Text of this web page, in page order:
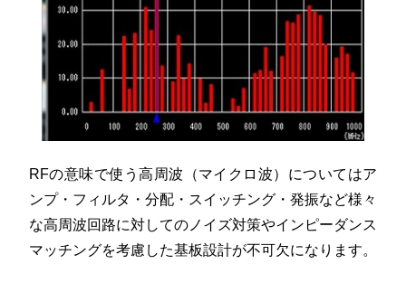
RFの意味で使う高周波（マイクロ波）についてはア
ンプ・フィルタ・分配・スイッチング・発振など様々
な高周波回路に対してのノイズ対策やインピーダンス
マッチングを考慮した基板設計が不可欠になります。